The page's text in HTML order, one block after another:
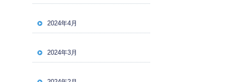
2024年4月
2024年3月